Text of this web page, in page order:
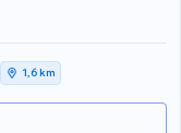
1,6 km